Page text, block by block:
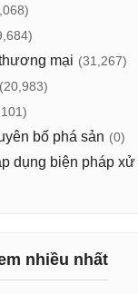
mại (31,267)
(20,983)
bố phá sản (0)
dụng biện pháp xử
nhiều nhất